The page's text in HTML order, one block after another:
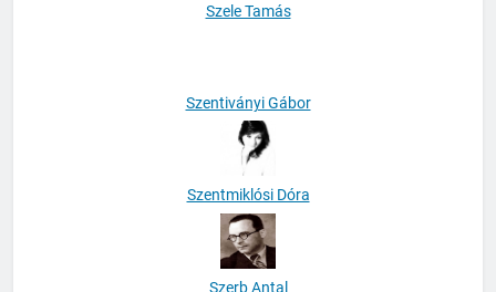
Szele Tamás
Szentmiklósi Dóra
Szerb Antal